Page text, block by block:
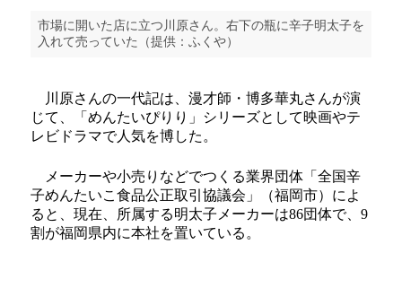
市場に開いた店に立つ川原さん。右下の瓶に辛子明太子を
入れて売っていた（提供：ふくや）
川原さんの一代記は、漫才師・博多華丸さんが演
じて、「めんたいぴりり」シリーズとして映画やテ
レビドラマで人気を博した。
メーカーや小売りなどでつくる業界団体「全国辛
子めんたいこ食品公正取引協議会」（福岡市）によ
ると、現在、所属する明太子メーカーは86団体で、9
割が福岡県内に本社を置いている。